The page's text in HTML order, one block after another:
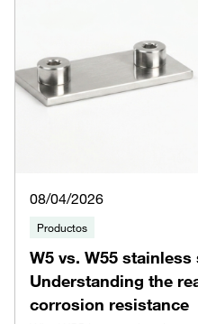
08/04/2026
Productos
W5 vs. W55 stainless
Understanding the
corrosion resistance